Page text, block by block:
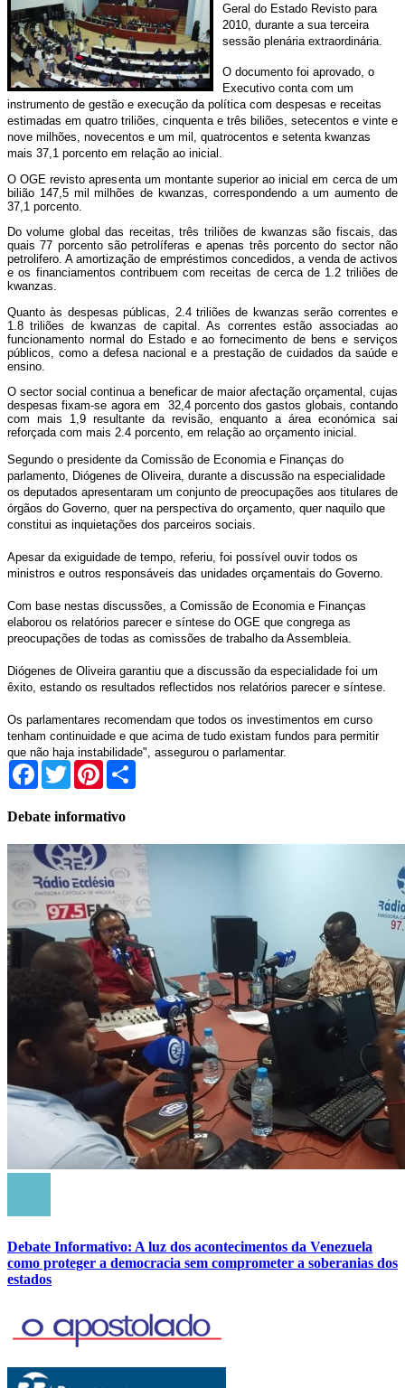
Geral do Estado Revisto para
2010, durante a sua terceira
sessão plenária extraordinária.
O documento foi aprovado, o
Executivo conta com um
instrumento de gestão e execução da política com despesas e receitas
estimadas em quatro triliões, cinquenta e três biliões, setecentos e vinte e
nove milhões, novecentos e um mil, quatrocentos e setenta kwanzas
mais 37,1 porcento em relação ao inicial.
O OGE revisto apresenta um montante superior ao inicial em cerca de um
bilião 147,5 mil milhões de kwanzas, correspondendo a um aumento de
37,1 porcento.
Do volume global das receitas, três triliões de kwanzas são fiscais, das
quais 77 porcento são petrolíferas e apenas três porcento do sector não
petrolifero. A amortização de empréstimos concedidos, a venda de activos
e os financiamentos contribuem com receitas de cerca de 1.2 triliões de
kwanzas.
Quanto às despesas públicas, 2.4 triliões de kwanzas serão correntes e
1.8 triliões de kwanzas de capital. As correntes estão associadas ao
funcionamento normal do Estado e ao fornecimento de bens e serviços
públicos, como a defesa nacional e a prestação de cuidados da saúde e
ensino.
O sector social continua a beneficar de maior afectação orçamental, cujas
despesas fixam-se agora em 32,4 porcento dos gastos globais, contando
com mais 1,9 resultante da revisão, enquanto a área económica sai
reforçada com mais 2.4 porcento, em relação ao orçamento inicial.
Segundo o presidente da Comissão de Economia e Finanças do
parlamento, Diógenes de Oliveira, durante a discussão na especialidade
os deputados apresentaram um conjunto de preocupações aos titulares de
órgãos do Governo, quer na perspectiva do orçamento, quer naquilo que
constitui as inquietações dos parceiros sociais.
Apesar da exiguidade de tempo, referiu, foi possível ouvir todos os
ministros e outros responsáveis das unidades orçamentais do Governo.
Com base nestas discussões, a Comissão de Economia e Finanças
elaborou os relatórios parecer e síntese do OGE que congrega as
preocupações de todas as comissões de trabalho da Assembleia.
Diógenes de Oliveira garantiu que a discussão da especialidade foi um
êxito, estando os resultados reflectidos nos relatórios parecer e síntese.
Os parlamentares recomendam que todos os investimentos em curso
tenham continuidade e que acima de tudo existam fundos para permitir
que não haja instabilidade", assegurou o parlamentar.
Facebook
TwitterPinterest
Debate informativo
Debate Informativo: A luz dos acontecimentos da Venezuela
como proteger a democracia sem comprometer a soberanias dos
estados